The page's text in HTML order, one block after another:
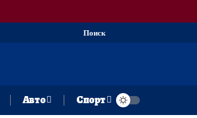
Поиск
Авто Спорт